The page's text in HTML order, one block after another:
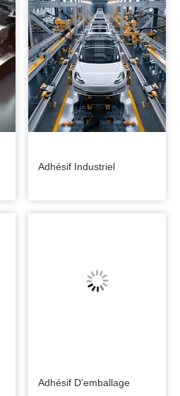
Adhésif Industriel
Adhésif D'emballage